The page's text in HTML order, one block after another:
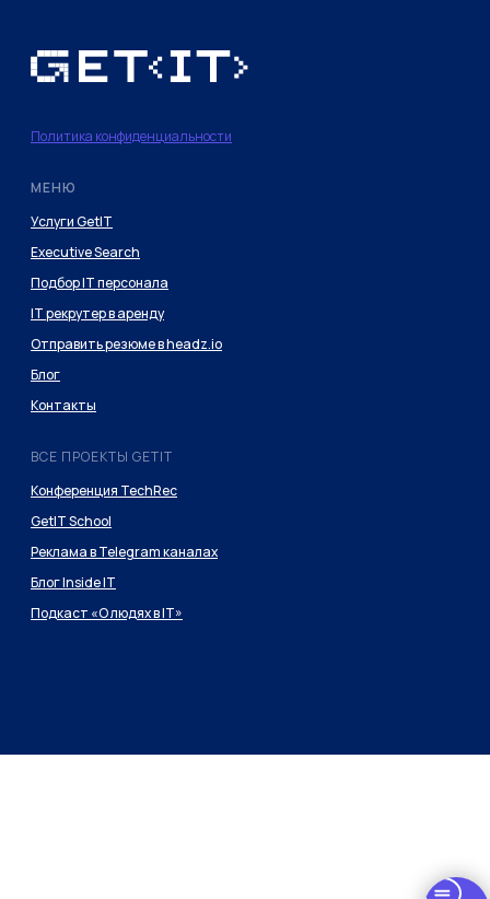
Политика конфиденциальности
МЕНЮ
Услуги GetIT
Executive Search
Подбор IT персонала
IT рекрутер в аренду
Отправить резюме в headz.io
Блог
Контакты
ВСЕ ПРОЕКТЫ GETIT
Конференция TechRec
GetIT School
Реклама в Telegram каналах
Блог Inside IT
Подкаст «О людях в IT»